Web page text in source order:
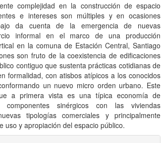
complejidad en la construcción de espacio
e intereses son múltiples y en ocasiones
da cuenta de la emergencia de nuevas
informal en el marco de una producción
en la comuna de Estación Central, Santiago
son fruto de la coexistencia de edificaciones
contiguo que sustenta prácticas cotidianas de
formalidad, con atisbos atípicos a los conocidos
un nuevo micro orden urbano. Este
a primera vista es una típica economía de
componentes sinérgicos con las viviendas
tipologías comerciales y principalmente
uso y apropiación del espacio público.